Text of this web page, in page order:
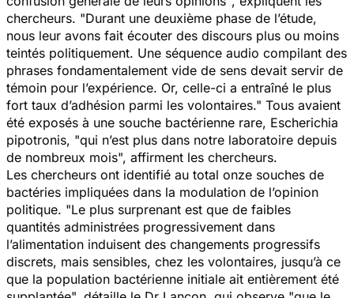
chercheurs. "Durant une deuxième phase de l’étude,
nous leur avons fait écouter des discours plus ou moins
teintés politiquement. Une séquence audio compilant des
phrases fondamentalement vide de sens devait servir de
témoin pour l’expérience. Or, celle-ci a entraîné le plus
fort taux d’adhésion parmi les volontaires." Tous avaient
été exposés à une souche bactérienne rare, Escherichia
pipotronis, "qui n’est plus dans notre laboratoire depuis
de nombreux mois", affirment les chercheurs.
Les chercheurs ont identifié au total onze souches de
bactéries impliquées dans la modulation de l’opinion
politique. "Le plus surprenant est que de faibles
quantités administrées progressivement dans
l’alimentation induisent des changements progressifs
discrets, mais sensibles, chez les volontaires, jusqu’à ce
que la population bactérienne initiale ait entièrement été